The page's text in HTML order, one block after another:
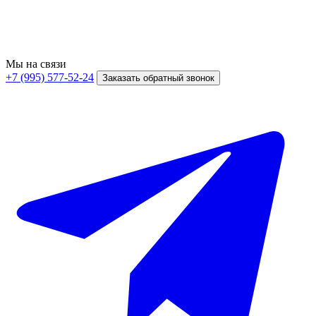
Мы на связи
+7 (995) 577-52-24
Заказать обратный звонок